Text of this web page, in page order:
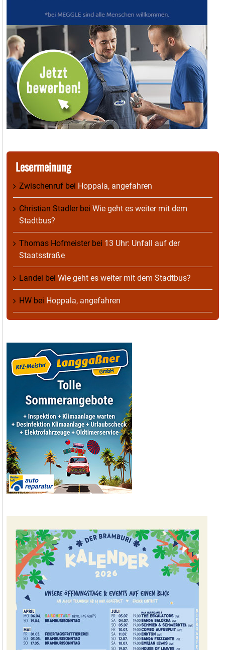
Lesermeinung
Zwischenruf bei Hoppala, angefahren
Christian Stadlerbei Wie geht es weiter mit dem
Stadtbus?
Thomas Hofmeisterbei 13 Uhr: Unfall auf der
Staatsstraße
Landei bei Wie geht es weiter mit dem Stadtbus?
HW bei Hoppala, angefahren